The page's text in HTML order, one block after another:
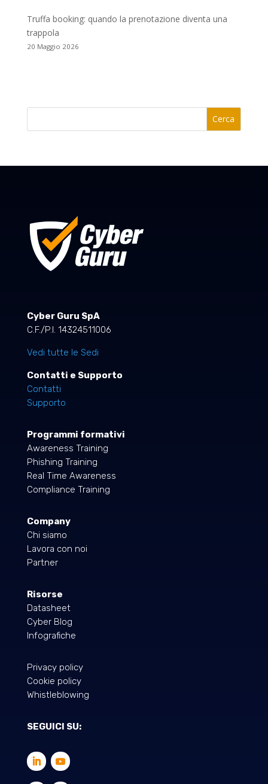
Truffa booking: quando la prenotazione diventa una
trappola
20 Maggio 2026
Cerca
Cyber Guru SpA
C.F./P.I. 14324511006
Vedi tutte le Sedi
Contatti e Supporto
Contatti
Supporto
Programmi formativi
Awareness Training
Phishing Training
Real Time Awareness
Compliance Training
Company
Chi siamo
Lavora con noi
Partner
Risorse
Datasheet
Cyber Blog
Infografiche
Privacy policy
Cookie policy
Whistleblowing
SEGUICI SU: